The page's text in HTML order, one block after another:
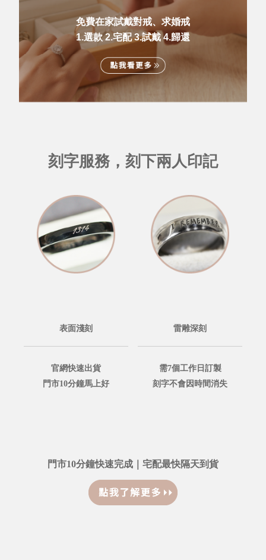
免費在家試戴對戒、求婚戒
1.選款 2.宅配 3.試戴 4.歸還
刻字服務，刻下兩人印記
表面淺刻
官網快速出貨
門市10分鐘馬上好
雷雕深刻
需7個工作日訂製
刻字不會因時間消失
門市10分鐘快速完成｜宅配最快隔天到貨